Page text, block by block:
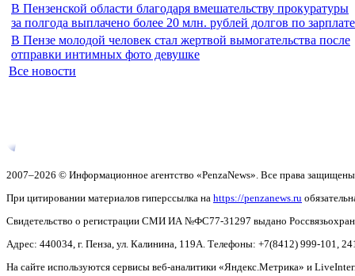
В Пензенской области благодаря вмешательству прокуратуры
за полгода выплачено более 20 млн. рублей долгов по зарплате
В Пензе молодой человек стал жертвой вымогательства после
отправки интимных фото девушке
Все новости
2007–2026 © Информационное агентство «PenzaNews». Все права
При цитировании материалов гиперссылка на https://penzanews.ru
Свидетельство о регистрации СМИ ИА №ФС77-31297 выдано
Адрес: 440034, г. Пенза, ул. Калинина, 119А. Телефоны: +7(8412) 999-101,
На сайте используются сервисы веб-аналитики «Яндекс.Метрика» и